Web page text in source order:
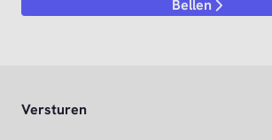
Bellen
Versturen